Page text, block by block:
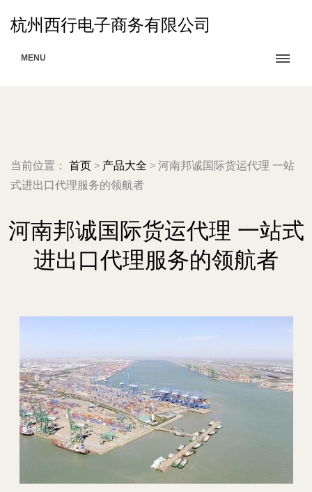
杭州西行电子商务有限公司
MENU
当前位置： 首页 > 产品大全 > 河南邦诚国际货运代理 一站
式进出口代理服务的领航者
河南邦诚国际货运代理 一站式
进出口代理服务的领航者